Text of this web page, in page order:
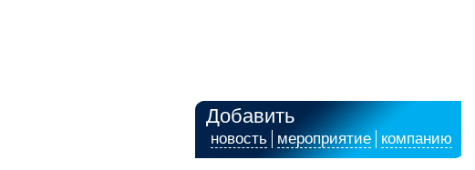
Добавить
новость мероприятие компанию